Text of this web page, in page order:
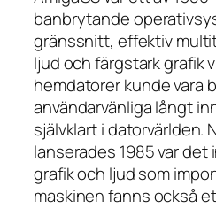
banbrytande
gränssnitt, effektiv
ljud och färgstark grafik
hemdatorer kunde vara
användarvänliga långt
självklart i datorvärlden.
lanserades 1985 var
grafik och ljud som
maskinen fanns också